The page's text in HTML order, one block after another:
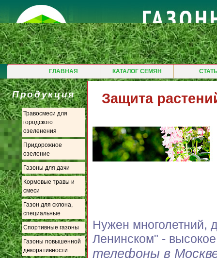
ГЛАВНАЯ КАТАЛОГ СЕМЯН
Продукция
Травосмеси для
городского
озеленения
Придорожное
озеление
Газоны для дачи
Кормовые травы и
смеси
Газон для склона,
специальные
Спортивные газоны
Газоны повышенной
декоративности
Защита
Нужен многолетний,
Ленинском" -
телефоны в